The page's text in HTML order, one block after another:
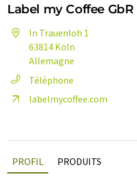
Label my Coffee GbR
In Trauenloh 1
63814 Köln
Allemagne
Téléphone
labelmycoffee.com
PROFIL PRODUITS